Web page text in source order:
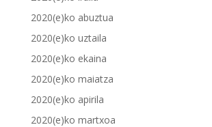
2020(e)ko abuztua
2020(e)ko uztaila
2020(e)ko ekaina
2020(e)ko maiatza
2020(e)ko apirila
2020(e)ko martxoa